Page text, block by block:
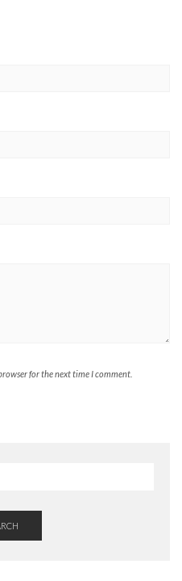
for the next time I comment.